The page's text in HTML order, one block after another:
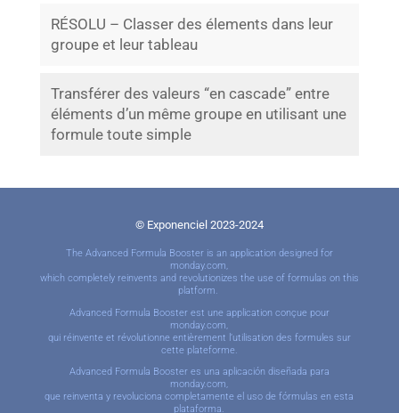
RÉSOLU – Classer des élements dans leur
groupe et leur tableau
Transférer des valeurs “en cascade” entre
éléments d’un même groupe en utilisant une
formule toute simple
© Exponenciel 2023-2024
The Advanced Formula Booster is an application designed for
monday.com,
which completely reinvents and revolutionizes the use of formulas on this
platform.
Advanced Formula Booster est une application conçue pour
monday.com,
qui réinvente et révolutionne entièrement l’utilisation des formules sur
cette plateforme.
Advanced Formula Booster es una aplicación diseñada para
monday.com,
que reinventa y revoluciona completamente el uso de fórmulas en esta
plataforma.